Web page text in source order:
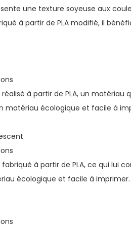
une texture soyeuse aux
à partir de PLA modifié, il
à partir de PLA, un matériau
matériau écologique et facile à
à partir de PLA, ce qui lui
écologique et facile à imprimer.